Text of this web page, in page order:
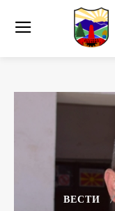
ВЕСТИ